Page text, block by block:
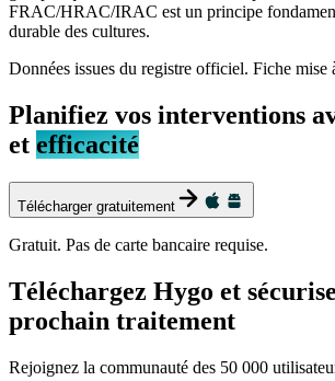
FRAC/HRAC/IRAC est un principe
durable des cultures.
Données issues du registre officiel. Fiche mise
Planifiez vos interventions
et efficacité
Télécharger gratuitement
Gratuit. Pas de carte bancaire requise.
Téléchargez Hygo et
prochain traitement
Rejoignez la communauté des 50 000